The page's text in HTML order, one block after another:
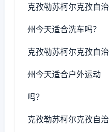
克孜勒苏柯尔克孜自治
州今天适合洗车吗？
克孜勒苏柯尔克孜自治
州今天适合户外运动
吗？
克孜勒苏柯尔克孜自治